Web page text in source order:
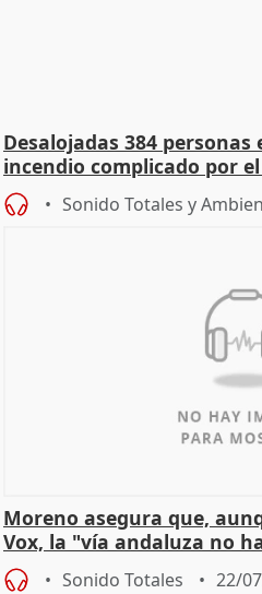
Desalojadas 384
incendio complicado por
Sonido Totales y
Moreno asegura que,
Vox, la "vía andaluza no
"cambiar"
Sonido Totales 22/